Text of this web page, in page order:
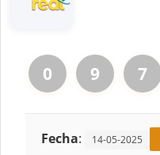
0 9 7
Fecha: 14-05-2025